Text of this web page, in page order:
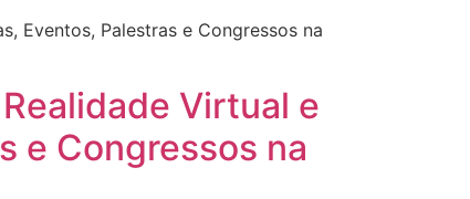
Eventos, Palestras e Congressos na
Virtual e
e Congressos na